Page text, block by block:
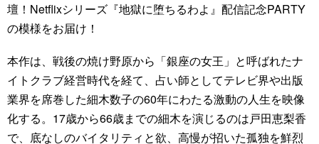
壇！Netflixシリーズ『地獄に堕ちるわよ』配信記念PARTY
の模様をお届け！
本作は、戦後の焼け野原から「銀座の女王」と呼ばれたナ
イトクラブ経営時代を経て、占い師としてテレビ界や出版
業界を席巻した細木数子の60年にわたる激動の人生を映像
化する。17歳から66歳までの細木を演じるのは戸田恵梨香
で、底なしのバイタリティと欲、高慢が招いた孤独を鮮烈